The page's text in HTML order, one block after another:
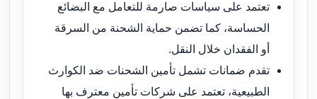
تعتمد على سياسات صارمة للتعامل مع البضائع
الحساسة، كما تضمن حماية الشحنة من السرقة
أو الفقدان خلال النقل.
تقدم ضمانات تشمل تأمين الشحنات ضد الكوارث
الطبيعية، تعتمد على شركات تأمين معترف بها